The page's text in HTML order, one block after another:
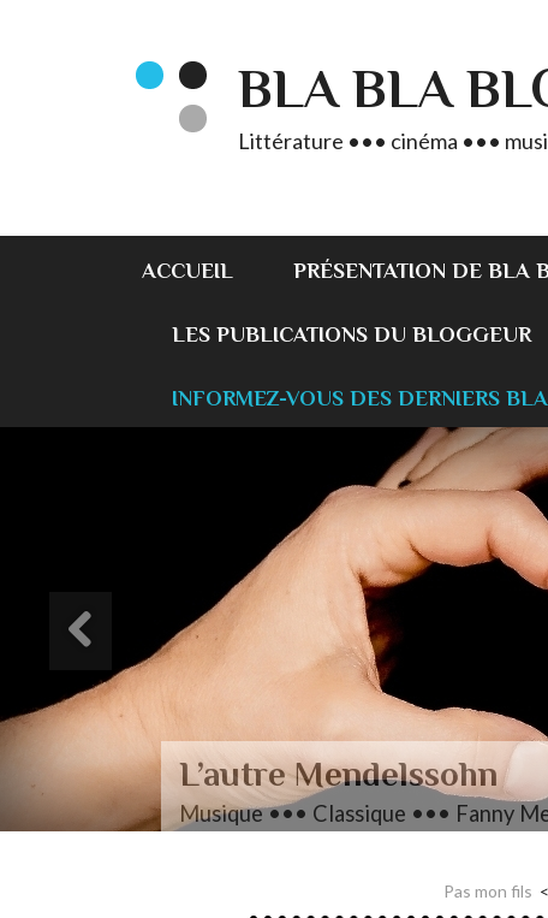
BLA BLA
Littérature ••• cinéma •••
ACCUEIL PRÉSENTATION DE BLA
LES PUBLICATIONS DU BLOGGEUR
INFORMEZ-VOUS DES DERNIERS
L’autre Mendelssohn
Musique ••• Classique ••• Fanny
Pas mon fils